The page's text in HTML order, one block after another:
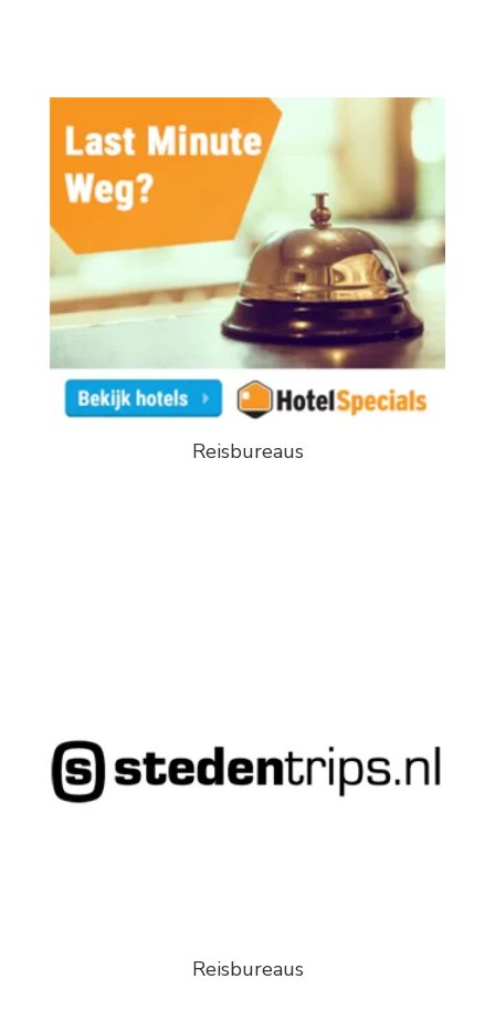
Reisbureaus
Reisbureaus